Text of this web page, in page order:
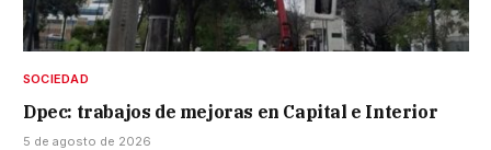
SOCIEDAD
Dpec: trabajos de mejoras en Capital e Interior
5 de agosto de 2026